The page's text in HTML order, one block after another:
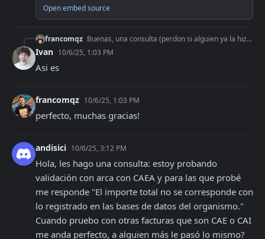
Open embed source
francomqz Buenas, una consulta (perdon si alguien ya la hizo), segun veo aca https://docs.afipsdk.com/siguientes-pasos/web-services/factura-electronica/factura-a el "num
Ivan 10/6/25, 1:03 PM
Asi es
francomqz 10/6/25, 1:03 PM
perfecto, muchas gracias!
andisici 10/6/25, 3:12 PM
Hola, les hago una consulta: estoy probando
validación con arca con CAEA y para las que probé
me responde "El importe total no se corresponde con
lo registrado en las bases de datos del organismo."
Cuando pruebo con otras facturas que son CAE o CAI
me anda perfecto, a alguien más le pasó lo mismo?